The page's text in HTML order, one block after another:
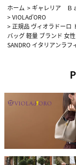
ホーム > ギャレリア Ｂ
>VIOLAd’ORO
> 正規品 ヴィオラドーロ
バッグ 軽量 ブランド 女
SANDRO イタリアンラ